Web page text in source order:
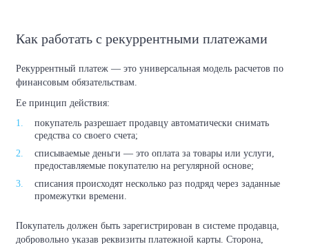
Как работать с рекуррентными платежами
Рекуррентный платеж — это универсальная модель расчетов по
финансовым обязательствам.
Ее принцип действия:
покупатель разрешает продавцу автоматически снимать
средства со своего счета;
списываемые деньги — это оплата за товары или услуги,
предоставляемые покупателю на регулярной основе;
списания происходят несколько раз подряд через заданные
промежутки времени.
Покупатель должен быть зарегистрирован в системе продавца,
добровольно указав реквизиты платежной карты. Сторона,